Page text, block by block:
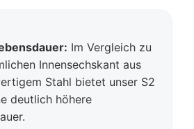
Im Vergleich zu
Innensechskant aus
Stahl bietet unser S2
deutlich höhere